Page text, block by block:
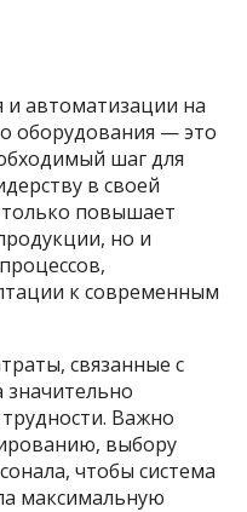
и автоматизации на
оборудования — это
шаг для
в своей
повышает
но и
к современным
связанные с
Важно
выбору
чтобы система
максимальную